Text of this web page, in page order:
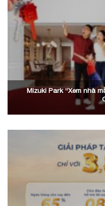
Mizuki Park “Xem nhà